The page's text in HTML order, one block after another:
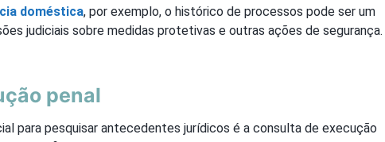
doméstica, por exemplo, o histórico de processos pode ser um
judiciais sobre medidas protetivas e outras ações de segurança.
penal
para pesquisar antecedentes jurídicos é a consulta de execução